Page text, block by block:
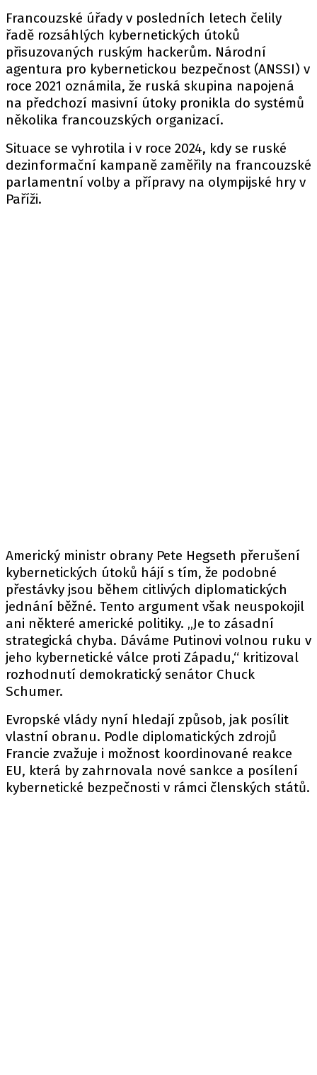
Francouzské úřady v posledních letech čelily
řadě rozsáhlých kybernetických útoků
přisuzovaných ruským hackerům. Národní
agentura pro kybernetickou bezpečnost (ANSSI) v
roce 2021 oznámila, že ruská skupina napojená
na předchozí masivní útoky pronikla do systémů
několika francouzských organizací.
Situace se vyhrotila i v roce 2024, kdy se ruské
dezinformační kampaně zaměřily na francouzské
parlamentní volby a přípravy na olympijské hry v
Paříži.
Americký ministr obrany Pete Hegseth přerušení
kybernetických útoků hájí s tím, že podobné
přestávky jsou během citlivých diplomatických
jednání běžné. Tento argument však neuspokojil
ani některé americké politiky. „Je to zásadní
strategická chyba. Dáváme Putinovi volnou ruku v
jeho kybernetické válce proti Západu,“ kritizoval
rozhodnutí demokratický senátor Chuck
Schumer.
Evropské vlády nyní hledají způsob, jak posílit
vlastní obranu. Podle diplomatických zdrojů
Francie zvažuje i možnost koordinované reakce
EU, která by zahrnovala nové sankce a posílení
kybernetické bezpečnosti v rámci členských států.